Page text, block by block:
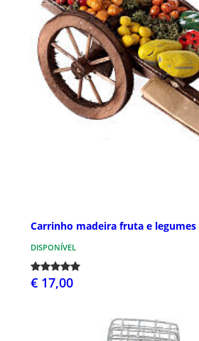
Carrinho madeira fruta e
DISPONÍVEL
€ 17,00